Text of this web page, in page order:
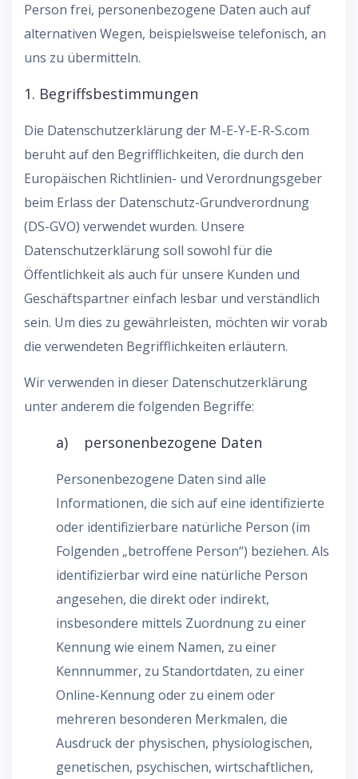
Person frei, personenbezogene Daten auch auf
alternativen Wegen, beispielsweise telefonisch, an
uns zu übermitteln.
1. Begriffsbestimmungen
Die Datenschutzerklärung der M-E-Y-E-R-S.com
beruht auf den Begrifflichkeiten, die durch den
Europäischen Richtlinien- und Verordnungsgeber
beim Erlass der Datenschutz-Grundverordnung
(DS-GVO) verwendet wurden. Unsere
Datenschutzerklärung soll sowohl für die
Öffentlichkeit als auch für unsere Kunden und
Geschäftspartner einfach lesbar und verständlich
sein. Um dies zu gewährleisten, möchten wir vorab
die verwendeten Begrifflichkeiten erläutern.
Wir verwenden in dieser Datenschutzerklärung
unter anderem die folgenden Begriffe:
a) personenbezogene Daten
Personenbezogene Daten sind alle
Informationen, die sich auf eine identifizierte
oder identifizierbare natürliche Person (im
Folgenden „betroffene Person“) beziehen. Als
identifizierbar wird eine natürliche Person
angesehen, die direkt oder indirekt,
insbesondere mittels Zuordnung zu einer
Kennung wie einem Namen, zu einer
Kennnummer, zu Standortdaten, zu einer
Online-Kennung oder zu einem oder
mehreren besonderen Merkmalen, die
Ausdruck der physischen, physiologischen,
genetischen, psychischen, wirtschaftlichen,